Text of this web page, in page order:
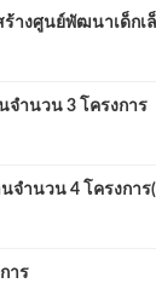
างศูนย์พัฒนาเด็กเ
จำนวน 3 โครงการ
จำนวน 4 โครงการ
าร